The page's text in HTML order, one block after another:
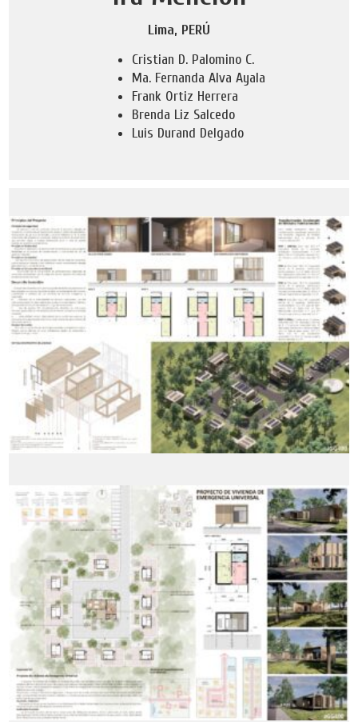
Lima, PERÚ
Cristian D. Palomino C.
Ma. Fernanda Alva Ayala
Frank Ortiz Herrera
Brenda Liz Salcedo
Luis Durand Delgado